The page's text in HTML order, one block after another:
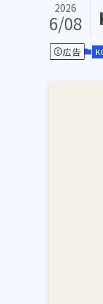
2026
6/08
広告